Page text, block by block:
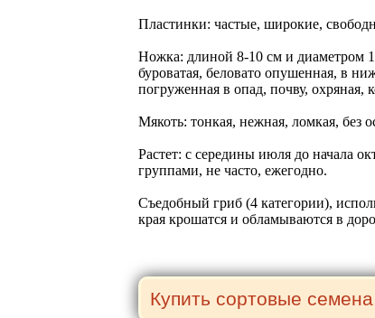
Пластинки: частые, широкие,
Ножка: длиной 8-10 см и диаметром
буроватая, беловато опушенная, в
погруженная в опад, почву, охряная,
Мякоть: тонкая, нежная, ломкая, без
Растет: с середины июля до начала
группами, не часто, ежегодно.
Съедобный гриб (4 категории),
края крошатся и обламываются в